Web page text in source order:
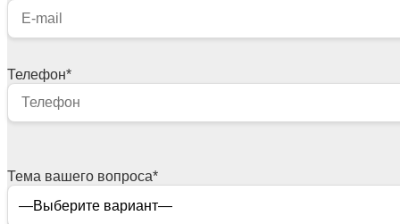
Телефон*
Тема вашего вопроса*